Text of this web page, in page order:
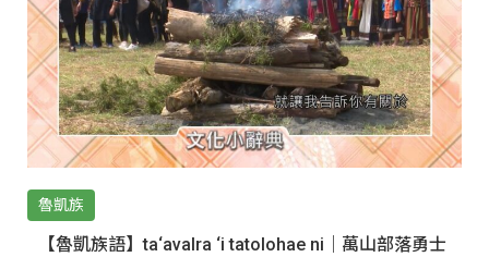
魯凱族
【魯凱族語】ta‘avalra ‘i tatolohae ni｜萬山部落勇士